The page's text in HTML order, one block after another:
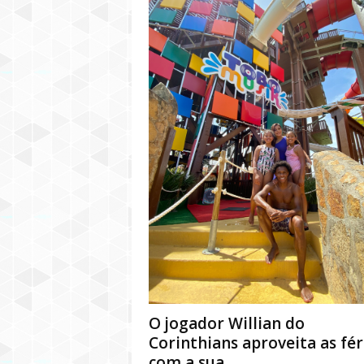
O jogador Willian do
Corinthians aproveita as